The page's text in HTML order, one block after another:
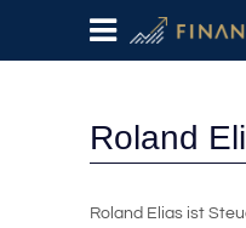
Roland
Roland Elias ist